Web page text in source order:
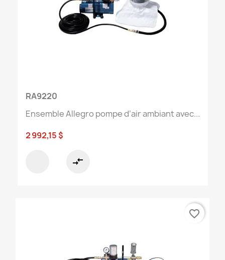
RA9220
Ensemble Allegro pompe d’air ambiant avec...
2 992,15 $
compare_arrows
favorite_border